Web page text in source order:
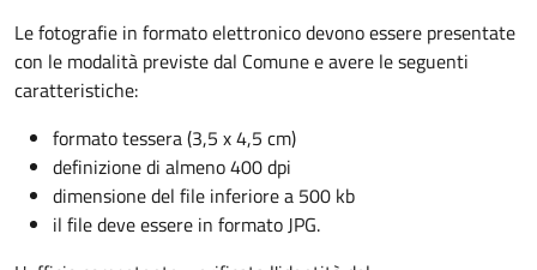
Le fotografie in formato elettronico devono essere presentate
con le modalità previste dal Comune e avere le seguenti
caratteristiche:
formato tessera (3,5 x 4,5 cm)
definizione di almeno 400 dpi
dimensione del file inferiore a 500 kb
il file deve essere in formato JPG.